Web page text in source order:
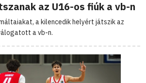
az U16-os fiúk a vb-n
a kilencedik helyért játszik az
a vb-n.